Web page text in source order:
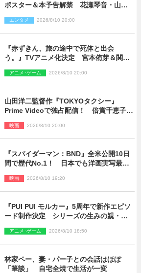
ポスター＆本予告解禁 花瀬琴音・山中
エンタメ 2026/8/10 20:00
『赤ずきん、旅の途中で死体と出会
う。』TVアニメ化決定 宮本侑芽＆関根
アニメ･ゲーム 2026/8/10 20:00
山田洋二監督作『TOKYOタクシー』
Prime Videoで独占配信！ 倍賞千恵子×
映画 2026/8/10 20:00
『スパイダーマン：BND』全米公開10日
間で歴代No.1！ 日本でも洋画実写最速
映画 2026/8/10 19:20
『PUI PUI モルカー』5周年で新作エピソ
ード制作決定 シリーズの生みの親・見
アニメ･ゲーム 2026/8/10 18:50
林家ペー、妻・パー子との会話はほぼ
「筆談」 自宅全焼で生活が一変